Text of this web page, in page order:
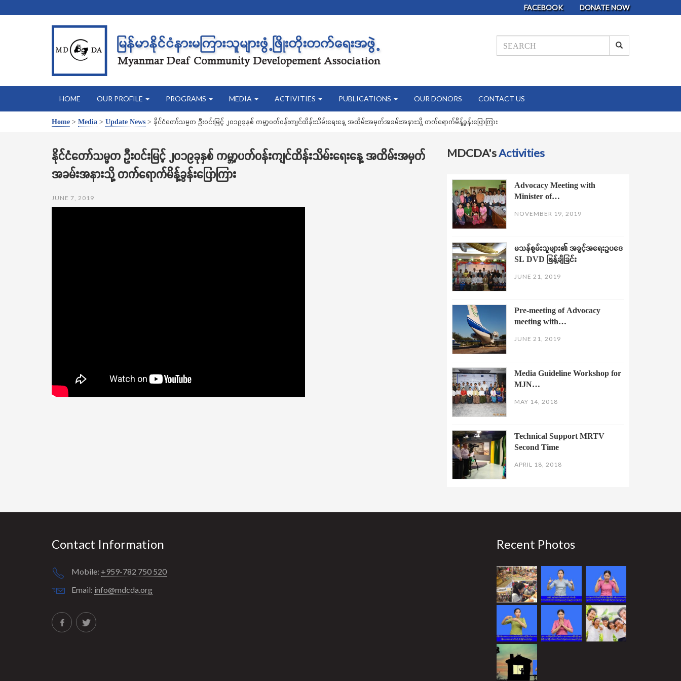
FACEBOOK DONATE NOW
HOME OUR PROFILE PROGRAMS MEDIA ACTIVITIES PUBLICATIONS OUR DONORS CONTACT US
Home > Media > Update News > နိုင်ငံတော်သမ္မတ ဦးဝင်းမြင့် ၂၀၁၉ခုနှစ် ကမ္ဘာ့ပတ်ဝန်းကျင်ထိန်းသိမ်းရေးနေ့ အထိမ်းအမှတ်အခမ်းအနားသို့ တက်ရောက်မိန့်ခွန်းပြောကြား
နိုင်ငံတော်သမ္မတ ဦးဝင်းမြင့် ၂၀၁၉ခုနှစ် ကမ္ဘာ့ပတ်ဝန်းကျင်ထိန်းသိမ်းရေးနေ့ အထိမ်းအမှတ်
အခမ်းအနားသို့ တက်ရောက်မိန့်ခွန်းပြောကြား
JUNE 7, 2019
MDCDA'sActivities
Advocacy Meeting with
Minister of…
NOVEMBER 19, 2019
မသန်စွမ်းသူများ၏ အခွင့်အရေးဥပဒေ
SL DVD ဖြန့်ချိခြင်း
JUNE 21, 2019
Pre-meeting of Advocacy
meeting with…
JUNE 21, 2019
Media Guideline Workshop for
MJN…
MAY 14, 2018
Technical Support MRTV
Second Time
APRIL 18, 2018
Contact Information
Mobile: +959-782 750 520
Email: info@mdcda.org
Recent Photos